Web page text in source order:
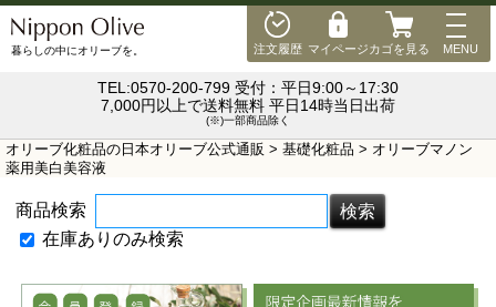
注文履歴 マイページカゴを見る
MENU
MENU
暮らしの中にオリーブを。
TEL:0570-200-799 受付：平日9:00～17:30
7,000円以上で送料無料 平日14時当日出荷
(※)一部商品除く
オリーブ化粧品の日本オリーブ公式通販 > 基礎化粧品 > オリーブマノン
薬用美白美容液
商品検索
在庫ありのみ検索